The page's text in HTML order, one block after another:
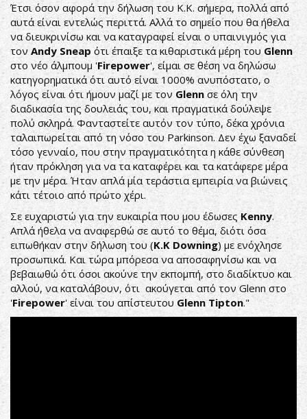
Έτσι όσον αφορά την δήλωση του K.K. σήμερα, πολλά από
αυτά είναι εντελώς περιττά. Αλλά το σημείο που θα ήθελα
να διευκρινίσω και να καταγραφεί είναι ο υπαινιγμός για
τονAndy Sneap ότι έπαιξε τα κιθαριστικά μέρη τουGlenn
στο νέο άλμπουμ 'Firepower', είμαι σε θέση να δηλώσω
κατηγορηματικά ότι αυτό είναι 1000% ανυπόστατο, ο
λόγος είναι ότι ήμουν μαζί με τον Glennσε όλη την
διαδικασία της δουλειάς του, και πραγματικά δούλεψε
πολύ σκληρά. Φανταστείτε αυτόν τον τύπο, δέκα χρόνια
ταλαιπωρείται από τη νόσο του Parkinson. Δεν έχω ξαναδεί
τόσο γενναίο, που στην πραγματικότητα η κάθε σύνθεση
ήταν πρόκληση για να τα καταφέρει και τα κατάφερε μέρα
με την μέρα. Ήταν απλά μία τεράστια εμπειρία να βιώνεις
κάτι τέτοιο από πρώτο χέρι.
Σε ευχαριστώ για την ευκαιρία που μου έδωσεςKenny.
Απλά ήθελα να αναφερθώ σε αυτό το θέμα, διότι όσα
ειπωθήκαν στην δήλωση του (Κ.ΚDowning) με ενόχλησε
προσωπικά. Και τώρα μπόρεσα να αποσαφηνίσω και να
βεβαιωθώ ότι όσοι ακούνε την εκπομπή, στο διαδίκτυο και
αλλού, να καταλάβουν, ότι ακούγεται από τον Glenn στο
'Firepower' είναι του απίστευτου Glenn Tipton."